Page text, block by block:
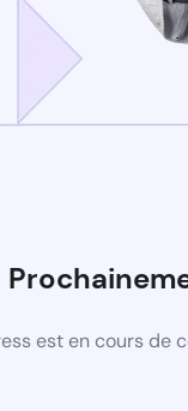
est en cours